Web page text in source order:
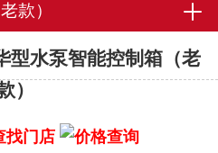
款）
型水泵智能控制箱（老
）